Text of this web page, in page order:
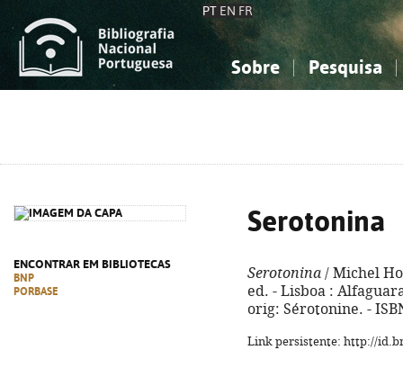
PT EN FR
Sobre Pesquisa
ENCONTRAR EM BIBLIOTECAS
BNP
PORBASE
Serotonina
Serotonina / Michel
ed. - Lisboa :
orig: Sérotonine. -
Link persistente: http://